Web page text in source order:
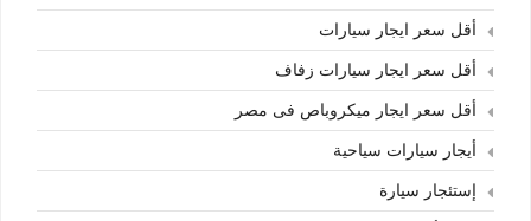
أقل سعر ايجار سيارات
أقل سعر ايجار سيارات زفاف
أقل سعر ايجار ميكروباص فى مصر
أيجار سيارات سياحية
إستئجار سيارة